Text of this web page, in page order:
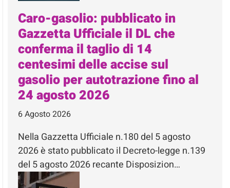
Caro-gasolio: pubblicato in
Gazzetta Ufficiale il DL che
conferma il taglio di 14
centesimi delle accise sul
gasolio per autotrazione fino al
24 agosto 2026
6 Agosto 2026
Nella Gazzetta Ufficiale n.180 del 5 agosto
2026 è stato pubblicato il Decreto-legge n.139
del 5 agosto 2026 recante Disposizion…